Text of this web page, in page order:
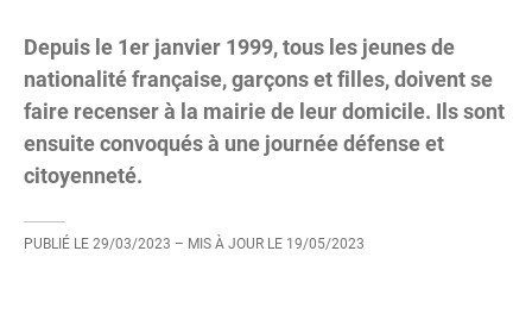
Depuis le 1er janvier 1999, tous les jeunes de
nationalité française, garçons et filles, doivent se
faire recenser à la mairie de leur domicile. Ils sont
ensuite convoqués à une journée défense et
citoyenneté.
PUBLIÉ LE 29/03/2023 – MIS À JOUR LE 19/05/2023